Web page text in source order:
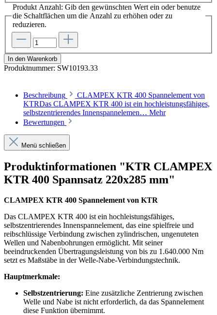
Produkt Anzahl: Gib den gewünschten Wert ein oder benutze
die Schaltflächen um die Anzahl zu erhöhen oder zu
reduzieren.
In den Warenkorb
Produktnummer: SW10193.33
Beschreibung
CLAMPEX KTR 400 Spannelement von
KTRDas CLAMPEX KTR 400 ist ein hochleistungsfähiges,
selbstzentrierendes Innenspannelemen… Mehr
Bewertungen
Menü schließen
Produktinformationen "KTR CLAMPEX
KTR 400 Spannsatz 220x285 mm"
CLAMPEX KTR 400 Spannelement von KTR
Das CLAMPEX KTR 400 ist ein hochleistungsfähiges,
selbstzentrierendes Innenspannelement, das eine spielfreie und
reibschlüssige Verbindung zwischen zylindrischen, ungenuteten
Wellen und Nabenbohrungen ermöglicht. Mit seiner
beeindruckenden Übertragungsleistung von bis zu 1.640.000 Nm
setzt es Maßstäbe in der Welle-Nabe-Verbindungstechnik.
Hauptmerkmale:
Selbstzentrierung: Eine zusätzliche Zentrierung zwischen
Welle und Nabe ist nicht erforderlich, da das Spannelement
diese Funktion übernimmt.